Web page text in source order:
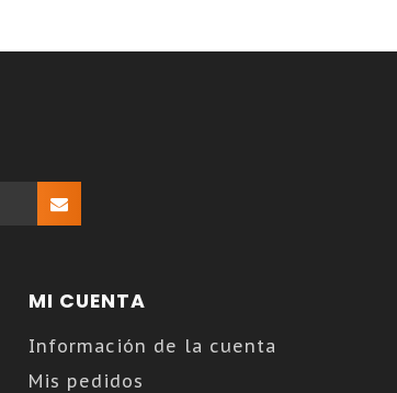
MI CUENTA
Información de la cuenta
Mis pedidos